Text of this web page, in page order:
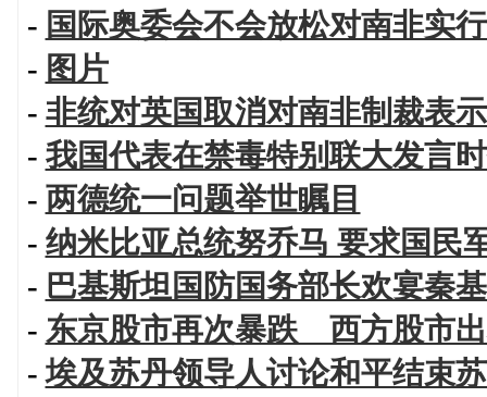
- 国际奥委会不会放松对南非实
- 图片
- 非统对英国取消对南非制裁表
- 我国代表在禁毒特别联大发言
- 两德统一问题举世瞩目
- 纳米比亚总统努乔马 要求国民
- 巴基斯坦国防国务部长欢宴秦
- 东京股市再次暴跌 西方股市
-埃及苏丹领导人讨论和平结束